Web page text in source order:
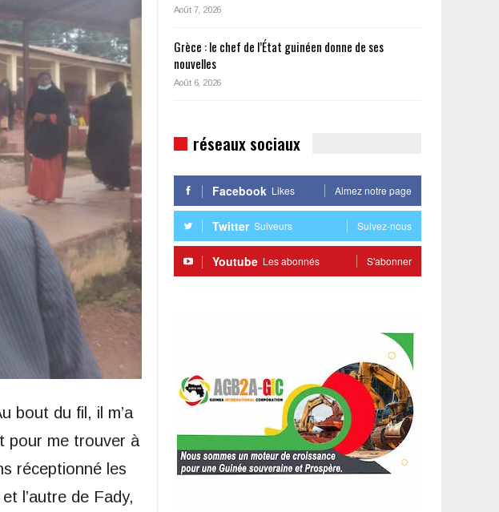
bout du fil, il m’a
pour me trouver à
réceptionné les
l’autre de Fady,
Août 7, 2026
Grèce : le chef de l’État guinéen donne de ses
nouvelles
Août 6, 2026
réseaux sociaux
Facebook Likes Aimez notre page
Twitter Suiveurs Suivez-nous
Youtube Les abonnés S'abonner